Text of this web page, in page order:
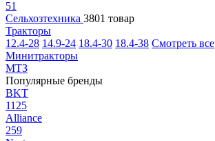
51
Сельхозтехника 3801 товар
Тракторы
12.4-28 14.9-24 18.4-30 18.4-38 Смотреть все
Минитракторы
МТЗ
Популярные бренды
BKT
1125
Alliance
259